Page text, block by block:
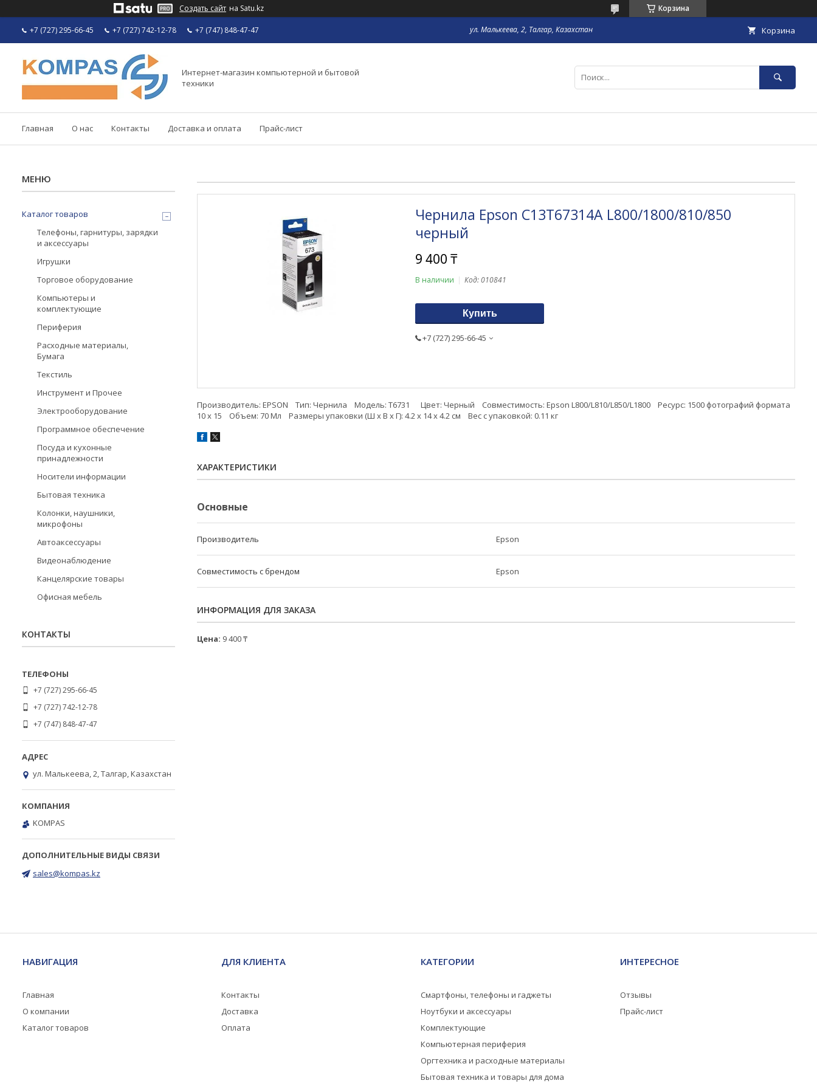
Создать сайт на Satu.kz Корзина
+7 (727) 295-66-45 +7 (727) 742-12-78 +7 (747) 848-47-47 ул. Малькеева, 2, Талгар, Казахстан Корзина
Интернет-магазин компьютерной и бытовой
техники
Главная О нас Контакты Доставка и оплата Прайс-лист
Чернила Epson C13T67314A L800/1800/810/850
черный
9 400 ₸
В наличии Код:010841
Купить
+7 (727) 295-66-45
Производитель: EPSON Тип: Чернила Модель: T6731 Цвет: Черный Совместимость: Epson L800/L810/L850/L1800 Ресурс: 1500 фотографий формата
10 х 15 Объем: 70 Мл Размеры упаковки (Ш х В х Г): 4.2 х 14 х 4.2 см Вес c упаковкой: 0.11 кг
ХАРАКТЕРИСТИКИ
Основные
Производитель Epson
Совместимость с брендом Epson
ИНФОРМАЦИЯ ДЛЯ ЗАКАЗА
Цена: 9 400 ₸
Каталог товаров
Телефоны, гарнитуры, зарядки
и аксессуары
Игрушки
Торговое оборудование
Компьютеры и
комплектующие
Периферия
Расходные материалы,
Бумага
Текстиль
Инструмент и Прочее
Электрооборудование
Программное обеспечение
Посуда и кухонные
принадлежности
Носители информации
Бытовая техника
Колонки, наушники,
микрофоны
Автоаксессуары
Видеонаблюдение
Канцелярские товары
Офисная мебель
КОНТАКТЫ
+7 (727) 295-66-45
+7 (727) 742-12-78
+7 (747) 848-47-47
ул. Малькеева, 2, Талгар, Казахстан
KOMPAS
sales@kompas.kz
НАВИГАЦИЯ
Главная
О компании
Каталог товаров
ДЛЯ КЛИЕНТА
Контакты
Доставка
Оплата
КАТЕГОРИИ
Смартфоны, телефоны и гаджеты
Ноутбуки и аксессуары
Комплектующие
Компьютерная периферия
Оргтехника и расходные материалы
Бытовая техника и товары для дома
ИНТЕРЕСНОЕ
Отзывы
Прайс-лист